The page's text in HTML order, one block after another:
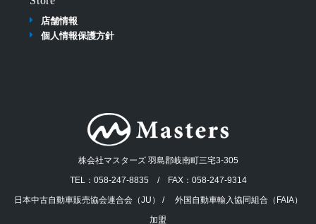
店舗情報
個人情報保護方針
株会社マスターズ 羽島郡岐南町三宅3-305
TEL：058-247-8835 / FAX：058-247-9314
日本中古自動車販売協会連合会（JU） / 外国自動車輸入協同組合（FAIA）
加盟